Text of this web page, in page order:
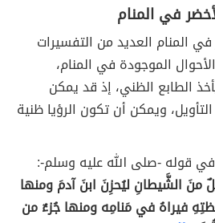
في المنام
في المنام العديد من التفسيرات
الموجودة في المنام،
الطابع الظني، إذ قد يمكن
ويمكن أن تكون الرؤيا ظنية
في قوله -صلى الله عليه وسلم-:
منَ الشَّيطانِ ليُحزِنَ ابنَ آدمَ ومنها
فيراهُ في مَنامِه ومنها جُزءٌ من